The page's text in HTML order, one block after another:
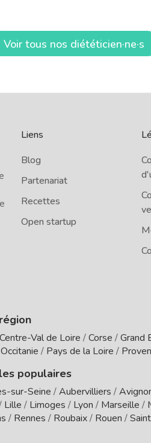
Voir tous nos diététicien·ne·s
Liens
Blog
Partenariat
Recettes
Open startup
Centre-Val de Loire /Corse /Grand
Occitanie / Pays de la Loire /
populaires
sur-Seine /Aubervilliers /
Lille / Limoges / Lyon / Marseille /
/ Rennes / Roubaix/ Rouen /